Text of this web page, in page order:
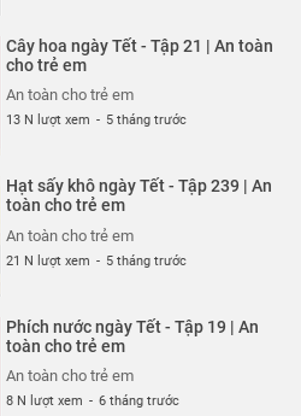
An toàn cho trẻ em
26 N lượt xem
An toàn cho trẻ em
26 N lượt xem
An toàn cho trẻ em
26 N lượt xem
Cây hoa ngày Tết - Tập 21 | An toàn
cho trẻ em
An toàn cho trẻ em
13 N lượt xem - 5 tháng trước
Hạt sấy khô ngày Tết - Tập 239 | An
toàn cho trẻ em
An toàn cho trẻ em
21 N lượt xem - 5 tháng trước
Phích nước ngày Tết - Tập 19 | An
toàn cho trẻ em
An toàn cho trẻ em
8 N lượt xem - 6 tháng trước